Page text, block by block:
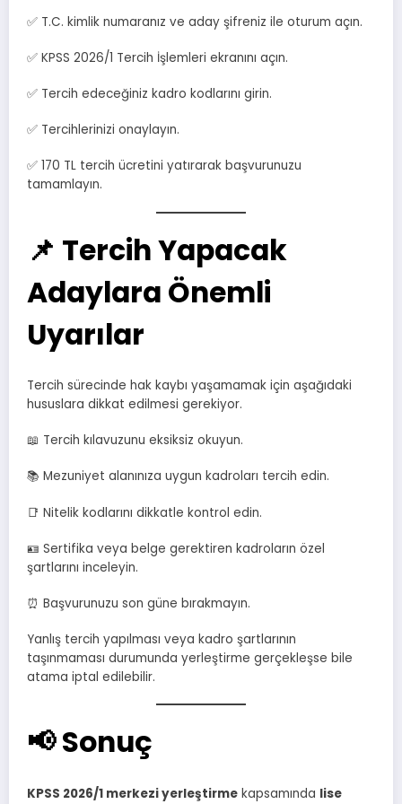
✅ T.C. kimlik numaranız ve aday şifreniz ile oturum açın.
✅ KPSS 2026/1 Tercih İşlemleri ekranını açın.
✅ Tercih edeceğiniz kadro kodlarını girin.
✅ Tercihlerinizi onaylayın.
✅ 170 TL tercih ücretini yatırarak başvurunuzu
tamamlayın.
📌 Tercih Yapacak
Adaylara Önemli
Uyarılar
Tercih sürecinde hak kaybı yaşamamak için aşağıdaki
hususlara dikkat edilmesi gerekiyor.
📖 Tercih kılavuzunu eksiksiz okuyun.
📚 Mezuniyet alanınıza uygun kadroları tercih edin.
📑 Nitelik kodlarını dikkatle kontrol edin.
🪪 Sertifika veya belge gerektiren kadroların özel
şartlarını inceleyin.
⏰ Başvurunuzu son güne bırakmayın.
Yanlış tercih yapılması veya kadro şartlarının
taşınmaması durumunda yerleştirme gerçekleşse bile
atama iptal edilebilir.
📢 Sonuç
KPSS 2026/1 merkezi yerleştirme kapsamında lise